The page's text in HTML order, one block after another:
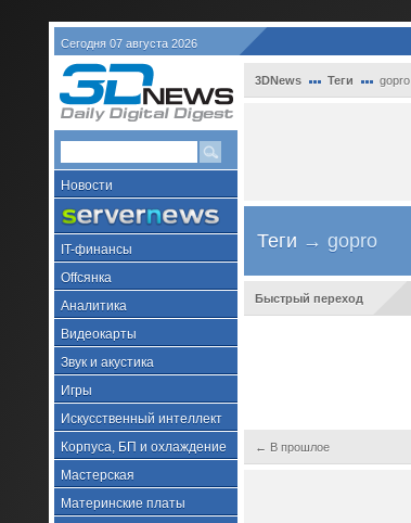
Сегодня 07 августа 2026
Новости
IT-финансы
Offсянка
Аналитика
Видеокарты
Звук и акустика
Игры
Искусственный интеллект
Корпуса, БП и охлаждение
Мастерская
Материнские платы
3DNews Теги gopro
Теги → gopro
Быстрый переход
← В прошлое